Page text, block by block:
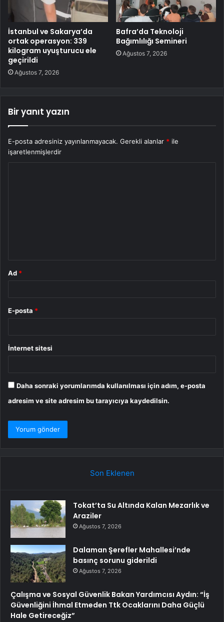
İstanbul ve Sakarya’da
ortak operasyon: 339
kilogram uyuşturucu ele
geçirildi
Ağustos 7, 2026
Bafra’da Teknoloji
Bağımlılığı Semineri
Ağustos 7, 2026
Bir yanıt yazın
E-posta adresiniz yayınlanmayacak. Gerekli alanlar * ile
işaretlenmişlerdir
Ad *
E-posta *
İnternet sitesi
Daha sonraki yorumlarımda kullanılması için adım, e-posta
adresim ve site adresim bu tarayıcıya kaydedilsin.
Son Eklenen
Tokat’ta Su Altında Kalan Mezarlık ve
Araziler
Ağustos 7, 2026
Dalaman Şerefler Mahallesi’nde
basınç sorunu giderildi
Ağustos 7, 2026
Çalışma ve Sosyal Güvenlik Bakan Yardımcısı Aydın: “İş
Güvenliğini İhmal Etmeden Ttk Ocaklarını Daha Güçlü
Hale Getireceğiz”